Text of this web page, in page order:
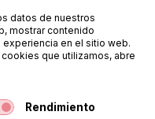
datos de nuestros
mostrar contenido
en el sitio web.
que utilizamos, abre
Rendimiento